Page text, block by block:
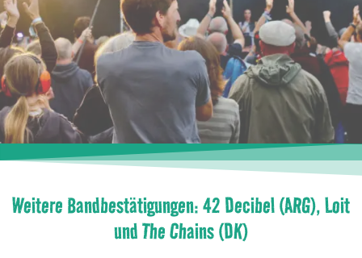
Weitere Bandbestätigungen: 42 Decibel (ARG), Loit
und The Chains (DK)